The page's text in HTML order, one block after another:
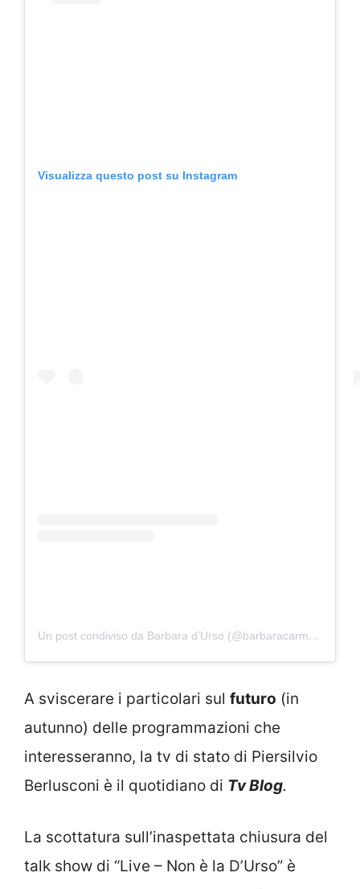
Visualizza questo post su Instagram
Un post condiviso da Barbara d’Urso (@barbaracarmelitadurso)
A sviscerare i particolari sul futuro (in
autunno) delle programmazioni che
interesseranno, la tv di stato di Piersilvio
Berlusconi è il quotidiano di Tv Blog.
La scottatura sull’inaspettata chiusura del
talk show di “Live – Non è la D’Urso” è